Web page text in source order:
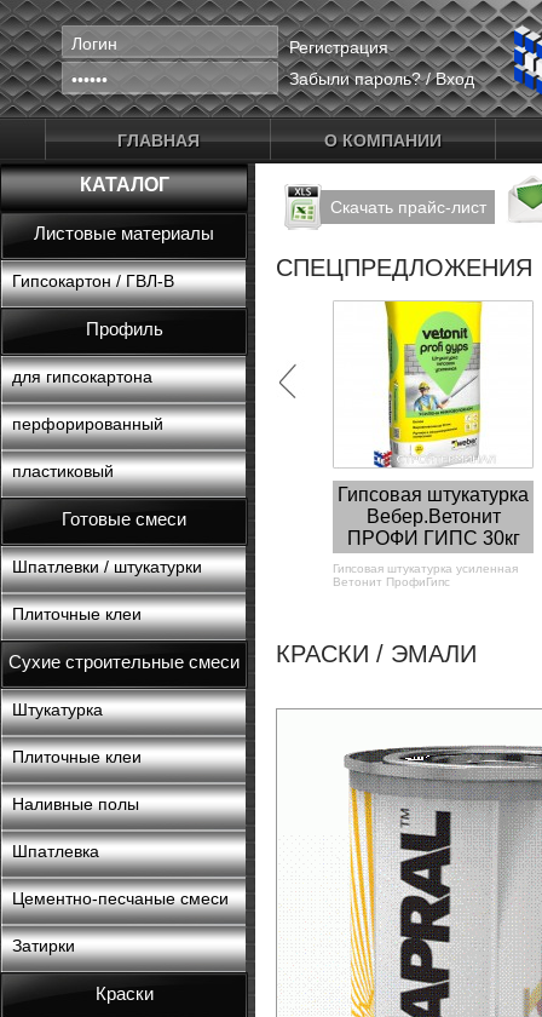
Регистрация
Забыли пароль?/Вход
ГЛАВНАЯ О КОМПАНИИ
КАТАЛОГ
Листовые материалы
Гипсокартон / ГВЛ-В
Профиль
для гипсокартона
перфорированный
пластиковый
Готовые смеси
Шпатлевки / штукатурки
Плиточные клеи
Сухие строительные смеси
Штукатурка
Плиточные клеи
Наливные полы
Шпатлевка
Цементно-песчаные смеси
Затирки
Краски
Скачать прайс-лист
СПЕЦПРЕДЛОЖЕНИЯ
Гипсовая штукатурка
Вебер.Ветонит
ПРОФИ ГИПС 30кг
Гипсовая штукатурка усиленная
Ветонит ПрофиГипс
КРАСКИ / ЭМАЛИ